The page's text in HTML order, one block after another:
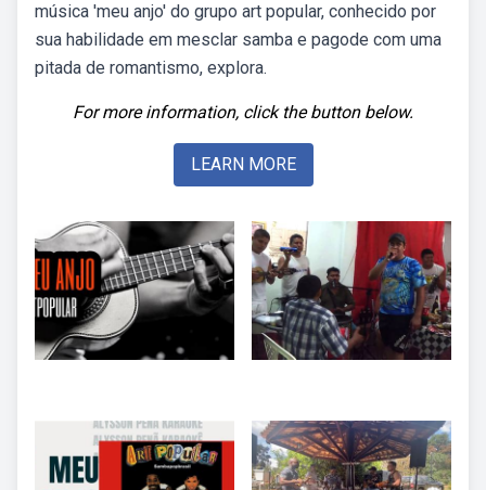
música 'meu anjo' do grupo art popular, conhecido por
sua habilidade em mesclar samba e pagode com uma
pitada de romantismo, explora.
For more information, click the button below.
LEARN MORE